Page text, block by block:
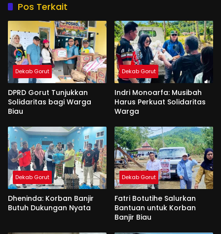
Pos Terkait
Dekab Gorut
DPRD Gorut Tunjukkan
Solidaritas bagi Warga
Biau
Dekab Gorut
Indri Monoarfa: Musibah
Harus Perkuat Solidaritas
Warga
Dekab Gorut
Dheninda: Korban Banjir
Butuh Dukungan Nyata
Dekab Gorut
Fatri Botutihe Salurkan
Bantuan untuk Korban
Banjir Biau